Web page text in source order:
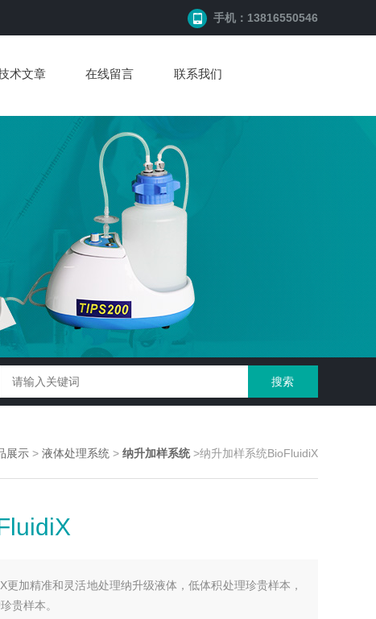
手机：13816550546
术文章 在线留言 联系我们
展示 > 液体处理系统 > 纳升加样系统>纳升加样系统BioFluidiX
更加精准和灵活地处理纳升级液体，低体积处理珍贵样本，
贵样本。